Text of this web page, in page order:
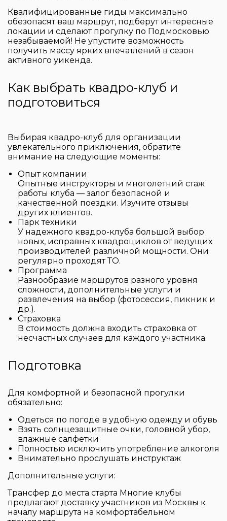
Квалифицированные гиды максимально
обезопасят ваш маршрут, подберут интересные
локации и сделают прогулку по Подмосковью
незабываемой! Не упустите возможность
получить массу ярких впечатлений в сезон
активного уикенда.
Как выбрать квадро-клуб и
подготовиться
Выбирая квадро-клуб для организации
увлекательного приключения, обратите
внимание на следующие моменты:
Опыт компании
Опытные инструкторы и многолетний стаж
работы клуба — залог безопасной и
качественной поездки. Изучите отзывы
других клиентов.
Парк техники
У надежного квадро-клуба большой выбор
новых, исправных квадроциклов от ведущих
производителей различной мощности. Они
регулярно проходят ТО.
Программа
Разнообразие маршрутов разного уровня
сложности, дополнительные услуги и
развлечения на выбор (фотосессия, пикник и
др.).
Страховка
В стоимость должна входить страховка от
несчастных случаев для каждого участника.
Подготовка
Для комфортной и безопасной прогулки
обязательно:
Одеться по погоде в удобную одежду и обувь
Взять солнцезащитные очки, головной убор,
влажные салфетки
Полностью исключить употребление алкоголя
Внимательно прослушать инструктаж
Дополнительные услуги:
Трансфер до места старта Многие клубы
предлагают доставку участников из Москвы к
началу маршрута на комфортабельном